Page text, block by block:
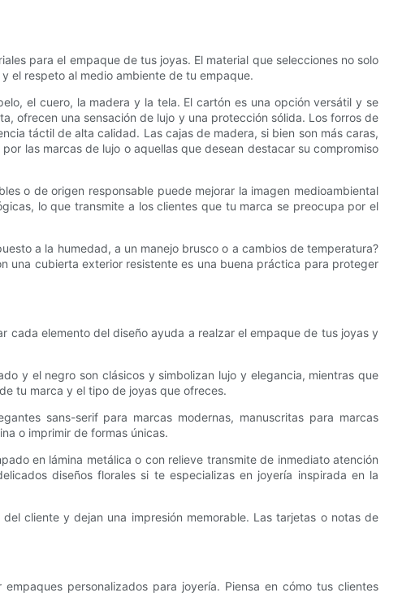
para el empaque de tus joyas. El material que selecciones no solo
el respeto al medio ambiente de tu empaque.
el cuero, la madera y la tela. El cartón es una opción versátil y se
ofrecen una sensación de lujo y una protección sólida. Los forros de
táctil de alta calidad. Las cajas de madera, si bien son más caras,
las marcas de lujo o aquellas que desean destacar su compromiso
o de origen responsable puede mejorar la imagen medioambiental
lo que transmite a los clientes que tu marca se preocupa por el
a la humedad, a un manejo brusco o a cambios de temperatura?
una cubierta exterior resistente es una buena práctica para proteger
cada elemento del diseño ayuda a realzar el empaque de tus joyas y
y el negro son clásicos y simbolizan lujo y elegancia, mientras que
tu marca y el tipo de joyas que ofreces.
sans-serif para marcas modernas, manuscritas para marcas
o imprimir de formas únicas.
en lámina metálica o con relieve transmite de inmediato atención
diseños florales si te especializas en joyería inspirada en la
cliente y dejan una impresión memorable. Las tarjetas o notas de
personalizados para joyería. Piensa en cómo tus clientes